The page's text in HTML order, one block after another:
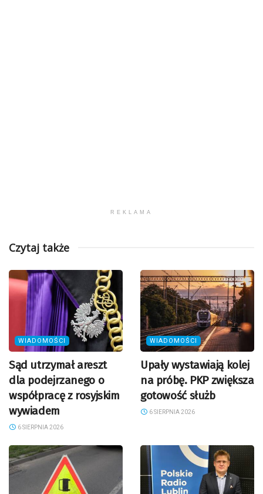
REKLAMA
Czytaj także
WIADOMOŚCI
Sąd utrzymał areszt
dla podejrzanego o
współpracę z rosyjskim
wywiadem
6 SIERPNIA 2026
WIADOMOŚCI
Upały wystawiają kolej
na próbę. PKP zwiększa
gotowość służb
6 SIERPNIA 2026